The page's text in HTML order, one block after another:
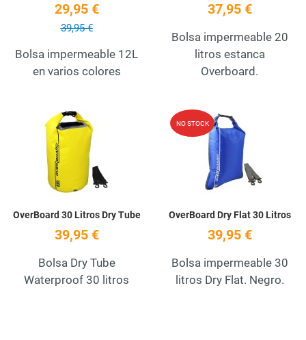
29,95 €
39,95 €
Bolsa impermeable 12L
en varios colores
37,95 €
Bolsa impermeable 20
litros estanca
Overboard.
Add to Wishlist
OverBoard 30 Litros Dry Tube
39,95 €
Bolsa Dry Tube
Waterproof 30 litros
NO STOCK
OverBoard Dry Flat 30 Litros
39,95 €
Bolsa impermeable 30
litros Dry Flat. Negro.